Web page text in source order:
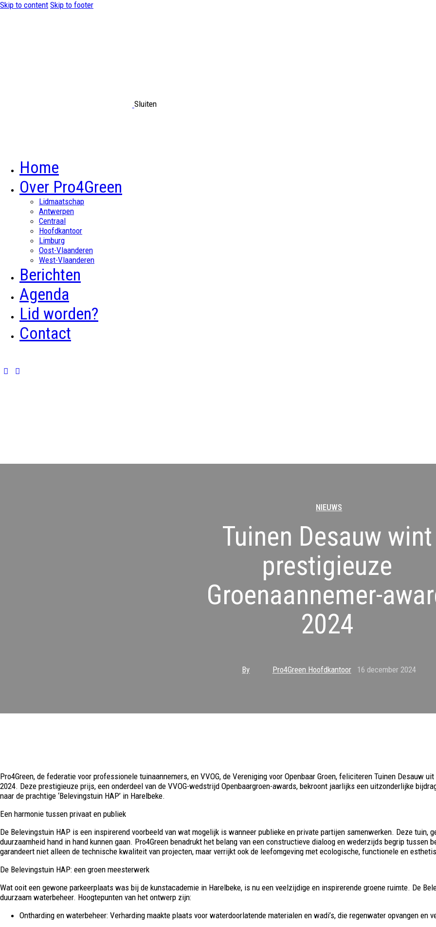
Skip to content Skip to footer
Sluiten
Home
Over Pro4Green
Lidmaatschap
Antwerpen
Centraal
Hoofdkantoor
Limburg
Oost-Vlaanderen
West-Vlaanderen
Berichten
Agenda
Lid worden?
Contact
NIEUWS
Tuinen Desauw wint
prestigieuze
Groenaannemer-
2024
By Pro4Green Hoofdkantoor 16 december 2024
Pro4Green, de federatie voor professionele tuinaannemers, en VVOG, de Vereniging voor Openbaar Groen, feliciteren Tuinen Desauw
2024. Deze prestigieuze prijs, een onderdeel van de VVOG-wedstrijd Openbaargroen-awards, bekroont jaarlijks een uitzonderlijke
naar de prachtige ‘Belevingstuin HAP’ in Harelbeke.
Een harmonie tussen privaat en publiek
De Belevingstuin HAP is een inspirerend voorbeeld van wat mogelijk is wanneer publieke en private partijen samenwerken. Deze tuin,
duurzaamheid hand in hand kunnen gaan. Pro4Green benadrukt het belang van een constructieve dialoog en wederzijds begrip tussen
garandeert niet alleen de technische kwaliteit van projecten, maar verrijkt ook de leefomgeving met ecologische, functionele en
De Belevingstuin HAP: een groen meesterwerk
Wat ooit een gewone parkeerplaats was bij de kunstacademie in Harelbeke, is nu een veelzijdige en inspirerende groene ruimte. De
duurzaam waterbeheer. Hoogtepunten van het ontwerp zijn:
Ontharding en waterbeheer: Verharding maakte plaats voor waterdoorlatende materialen en wadi’s, die regenwater opvangen en